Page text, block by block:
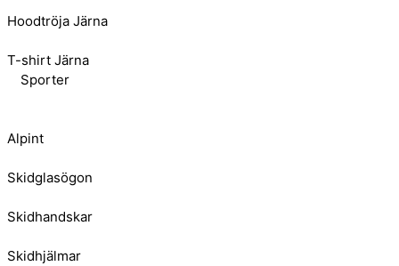
Hoodtröja Järna
T-shirt Järna
Sporter
Alpint
Skidglasögon
Skidhandskar
Skidhjälmar